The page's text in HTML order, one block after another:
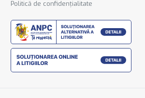
Politică de confidențialitate